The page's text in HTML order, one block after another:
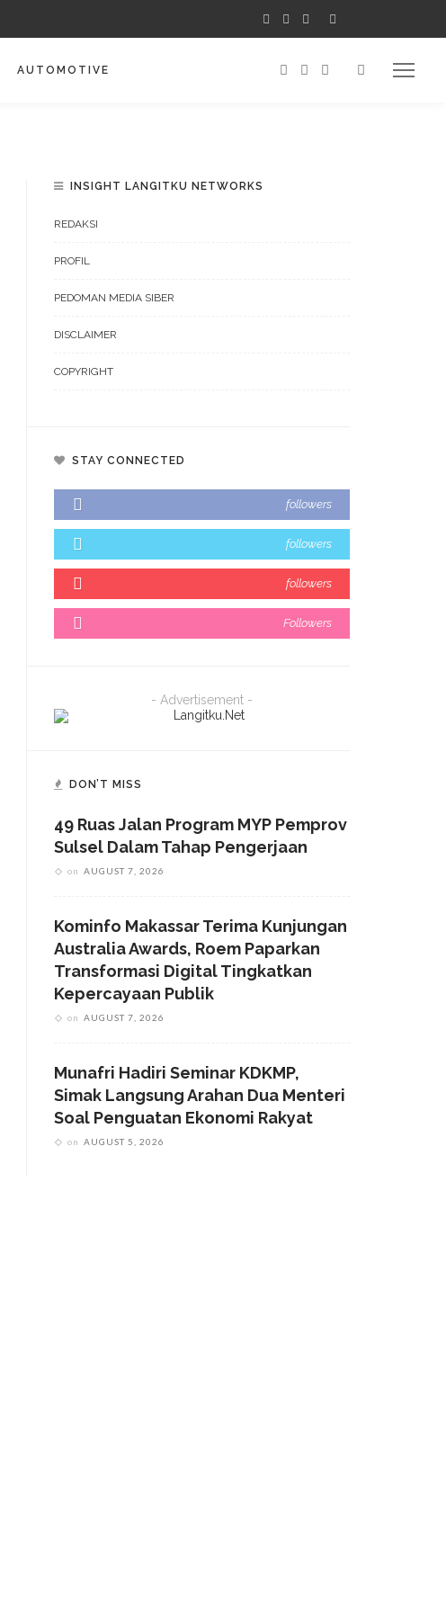
AUTOMOTIVE
INSIGHT LANGITKU NETWORKS
REDAKSI
PROFIL
PEDOMAN MEDIA SIBER
DISCLAIMER
COPYRIGHT
STAY CONNECTED
followers
followers
followers
Followers
- Advertisement -
DON’T MISS
49 Ruas Jalan Program MYP Pemprov
Sulsel Dalam Tahap Pengerjaan
on AUGUST 7, 2026
Kominfo Makassar Terima Kunjungan
Australia Awards, Roem Paparkan
Transformasi Digital Tingkatkan
Kepercayaan Publik
on AUGUST 7, 2026
Munafri Hadiri Seminar KDKMP,
Simak Langsung Arahan Dua Menteri
Soal Penguatan Ekonomi Rakyat
on AUGUST 5, 2026